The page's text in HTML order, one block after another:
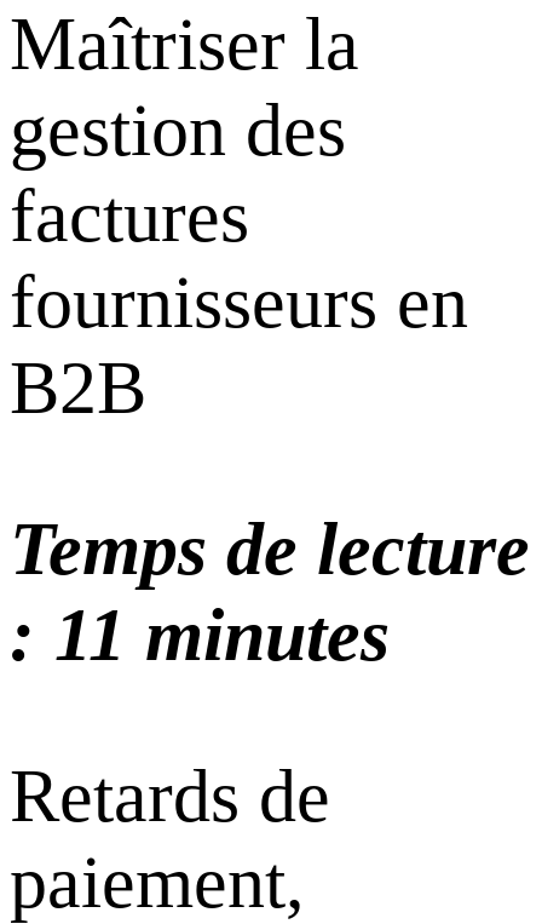
Maîtriser la
gestion des
factures
fournisseurs en
B2B
Temps de lecture
: 11 minutes
Retards de
paiement,